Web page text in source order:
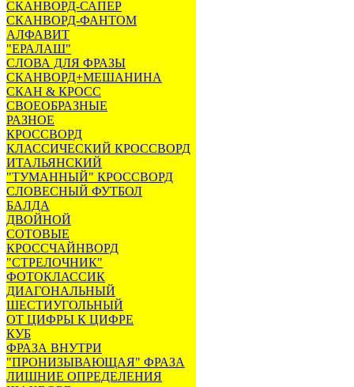
СКАНВОРД-САПЕР
СКАНВОРД-ФАНТОМ
АЛФАВИТ
"ЕРАЛАШ"
СЛОВА ДЛЯ ФРАЗЫ
СКАНВОРД+МЕШАНИНА
СКАН & КРОСС
СВОЕОБРАЗНЫЕ
РАЗНОЕ
КРОССВОРД
КЛАССИЧЕСКИЙ КРОССВОРД
ИТАЛЬЯНСКИЙ
"ТУМАННЫЙ" КРОССВОРД
СЛОВЕСНЫЙ ФУТБОЛ
БАЛДА
ДВОЙНОЙ
СОТОВЫЕ
КРОССЧАЙНВОРД
"СТРЕЛОЧНИК"
ФОТОКЛАССИК
ДИАГОНАЛЬНЫЙ
ШЕСТИУГОЛЬНЫЙ
ОТ ЦИФРЫ К ЦИФРЕ
КУБ
ФРАЗА ВНУТРИ
"ПРОНИЗЫВАЮЩАЯ" ФРАЗА
ЛИШНИЕ ОПРЕДЕЛЕНИЯ